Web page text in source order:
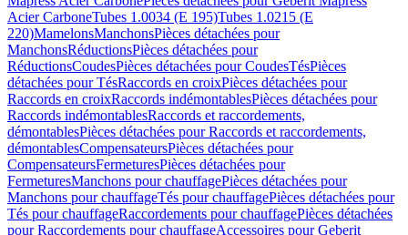
Acier CarboneTubes 1.0034 (E 195)Tubes 1.0215 (E
220)MamelonsManchonsPièces détachées pour
ManchonsRéductionsPièces détachées pour
RéductionsCoudesPièces détachées pour CoudesTésPièces
détachées pour TésRaccords en croixPièces détachées pour
Raccords en croixRaccords indémontablesPièces détachées pour
Raccords indémontablesRaccords et raccordements,
démontablesPièces détachées pour Raccords et raccordements,
démontablesCompensateursPièces détachées pour
CompensateursFermeturesPièces détachées pour
FermeturesManchons pour chauffagePièces détachées pour
Manchons pour chauffageTés pour chauffagePièces détachées pour
Tés pour chauffageRaccordements pour chauffagePièces détachées
pour Raccordements pour chauffageAccessoires pour Geberit